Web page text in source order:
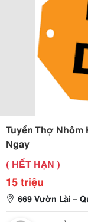
Tuyển Thợ Nhôm
Ngay
( HẾT HẠN )
15 triệu
669 Vườn Lài –